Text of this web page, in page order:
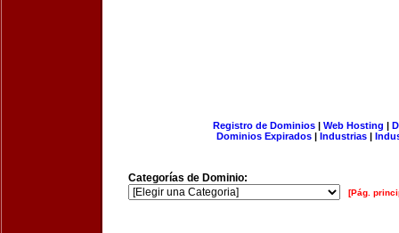
Registro de Dominios| Web Hosting |
Dominios Expirados | Industrias |
Categorías de Dominio:
[Pág.